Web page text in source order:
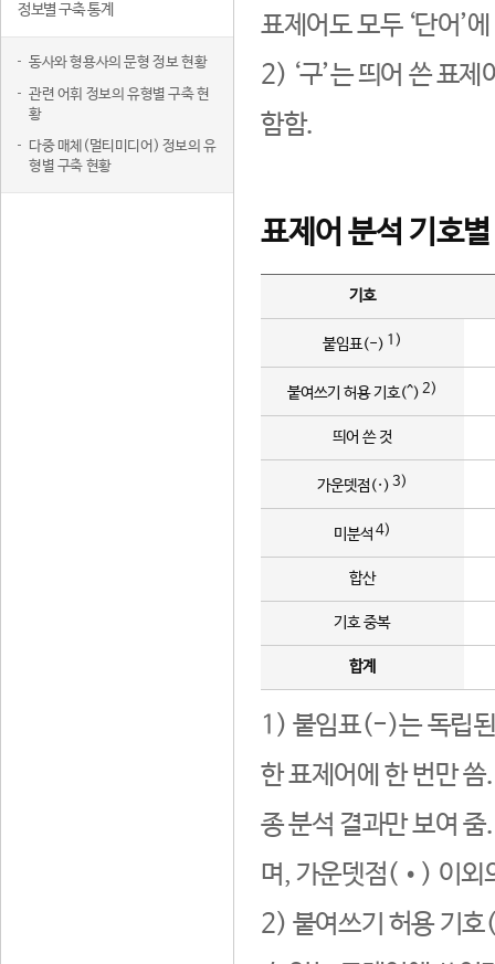
정보별 구축 통계
동사와 형용사의 문형 정보 현황
관련 어휘 정보의 유형별 구축 현
황
다중 매체(멀티미디어) 정보의 유
형별 구축 현황
표제어도 모두 ‘단어’
2) ‘구’는 띄어 쓴 표
함함.
표제어 분석 기호
기호
붙임표(-) 1)
붙여쓰기 허용 기호(^) 2)
띄어 쓴 것
가운뎃점(·) 3)
미분석 4)
합산
기호 중복
합계
1) 붙임표(-)는 독립된
한 표제어에 한 번만
종 분석 결과만 보여
며, 가운뎃점(•) 이외
2) 붙여쓰기 허용 기호